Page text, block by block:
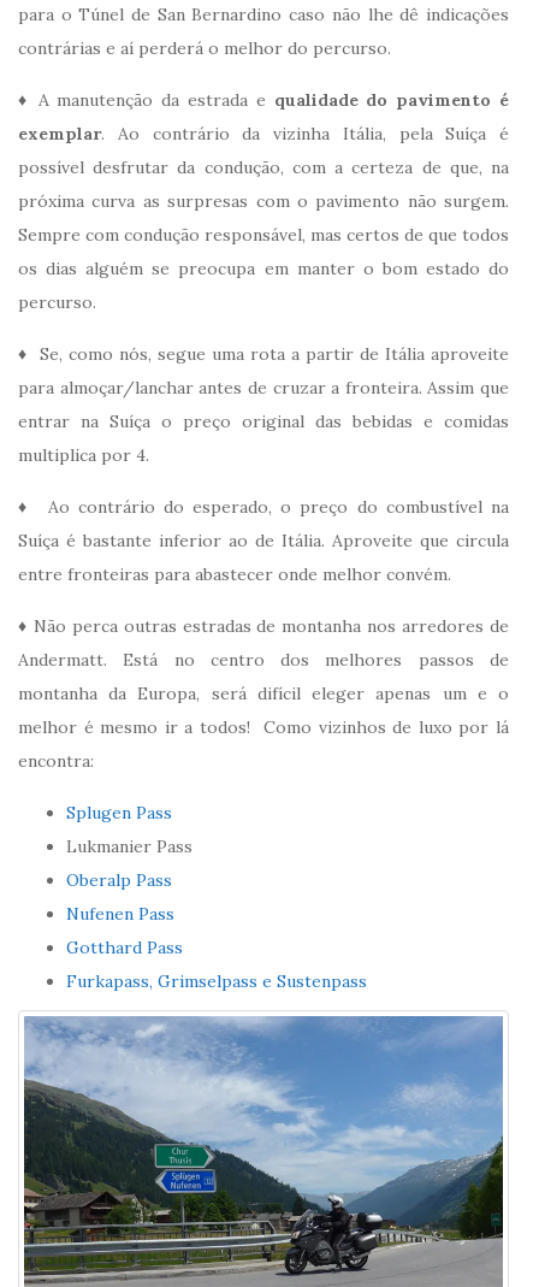
para o Túnel de San Bernardino caso não lhe dê indicações
contrárias e aí perderá o melhor do percurso.
♦ A manutenção da estrada e qualidade do pavimento é
exemplar. Ao contrário da vizinha Itália, pela Suíça é
possível desfrutar da condução, com a certeza de que, na
próxima curva as surpresas com o pavimento não surgem.
Sempre com condução responsável, mas certos de que todos
os dias alguém se preocupa em manter o bom estado do
percurso.
♦ Se, como nós, segue uma rota a partir de Itália aproveite
para almoçar/lanchar antes de cruzar a fronteira. Assim que
entrar na Suíça o preço original das bebidas e comidas
multiplica por 4.
♦ Ao contrário do esperado, o preço do combustível na
Suíça é bastante inferior ao de Itália. Aproveite que circula
entre fronteiras para abastecer onde melhor convém.
♦ Não perca outras estradas de montanha nos arredores de
Andermatt. Está no centro dos melhores passos de
montanha da Europa, será difícil eleger apenas um e o
melhor é mesmo ir a todos! Como vizinhos de luxo por lá
encontra:
Splugen Pass
Lukmanier Pass
Oberalp Pass
Nufenen Pass
Gotthard Pass
Furkapass, Grimselpass e Sustenpass